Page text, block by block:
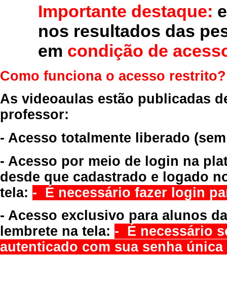
Importante destaque:
nos resultados das
em condição de
Como funciona o acesso restrito?
As videoaulas estão publicadas
professor:
- Acesso totalmente liberado
- Acesso por meio de login na
desde que cadastrado e logado
tela: - É necessário fazer login
- Acesso exclusivo para alunos
lembrete na tela: - É necessário
autenticado com sua senha